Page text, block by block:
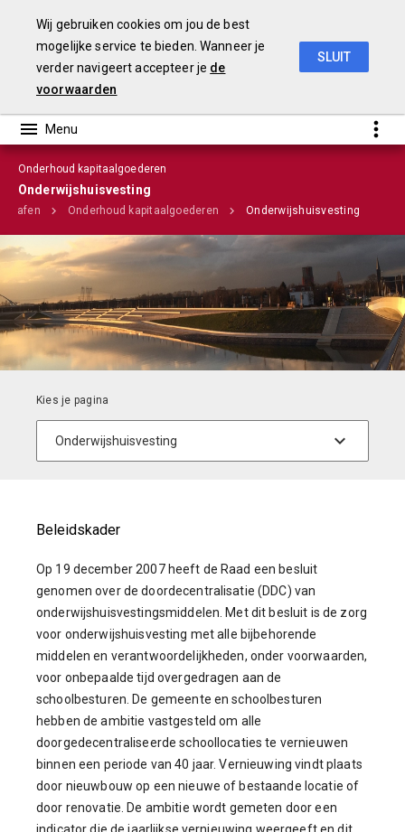
Onderhoud kapitaalgoederen
Onderwijshuisvesting
Onderhoud kapitaalgoederen Onderwijshuisvesting
Beleidskader
Op 19 december 2007 heeft de Raad een besluit
genomen over de doordecentralisatie (DDC) van
onderwijshuisvestingsmiddelen. Met dit besluit is de zorg
voor onderwijshuisvesting met alle bijbehorende
middelen en verantwoordelijkheden, onder voorwaarden,
voor onbepaalde tijd overgedragen aan de
schoolbesturen. De gemeente en schoolbesturen
hebben de ambitie vastgesteld om alle
doorgedecentraliseerde schoollocaties te vernieuwen
binnen een periode van 40 jaar. Vernieuwing vindt plaats
door nieuwbouw op een nieuwe of bestaande locatie of
door renovatie. De ambitie wordt gemeten door een
Wij gebruiken cookies om jou de best
mogelijke service te bieden. Wanneer je
verder navigeert accepteer je de
voorwaarden
SLUIT